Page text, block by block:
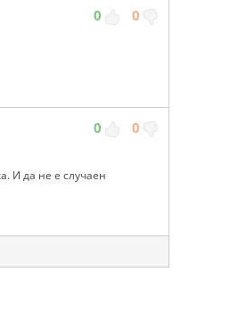
0 0
0 0
И да не е случаен